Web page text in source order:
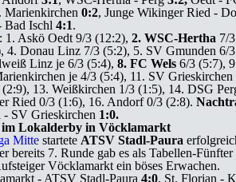
Marienkirchen 0:2, Junge Wikinger Ried -
Bad Ischl 4:1.
: 1. Askö Oedt 9/3 (12:2), 2. WSC-Hertha 7/
4. Donau Linz 7/3 (5:2), 5. SV Gmunden 6/
Linz je 6/3 (5:4), 8. FC Wels 6/3 (5:7),
je 4/3 (5:4), 11. SV Grieskirchen
13. Weißkirchen 1/3 (1:5), 14. DSG
Ried 0/3 (1:6), 16. Andorf 0/3 (2:8).
- SV Grieskirchen 1:0.
im Lokalderby in Vöcklamarkt
Mitte startete ATSV Stadl-Paura
bereits 7. Runde gab es als Tabellen-
Vöcklamarkt ein böses Erwachen.
- ATSV Stadl-Paura 4:0, St. Florian -